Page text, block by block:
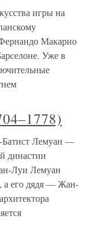
игры на
Макарио
Уже в
Батист Лемуан —
династии
Луи Лемуан
а его дядя — Жан-